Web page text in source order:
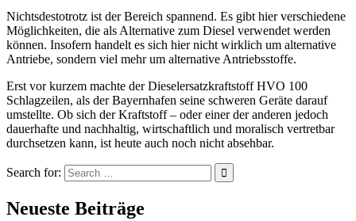
Nichtsdestotrotz ist der Bereich spannend. Es gibt hier verschiedene
Möglichkeiten, die als Alternative zum Diesel verwendet werden
können. Insofern handelt es sich hier nicht wirklich um alternative
Antriebe, sondern viel mehr um alternative Antriebsstoffe.
Erst vor kurzem machte der Dieselersatzkraftstoff HVO 100
Schlagzeilen, als der Bayernhafen seine schweren Geräte darauf
umstellte. Ob sich der Kraftstoff – oder einer der anderen jedoch
dauerhafte und nachhaltig, wirtschaftlich und moralisch vertretbar
durchsetzen kann, ist heute auch noch nicht absehbar.
Search for:
Neueste Beiträge